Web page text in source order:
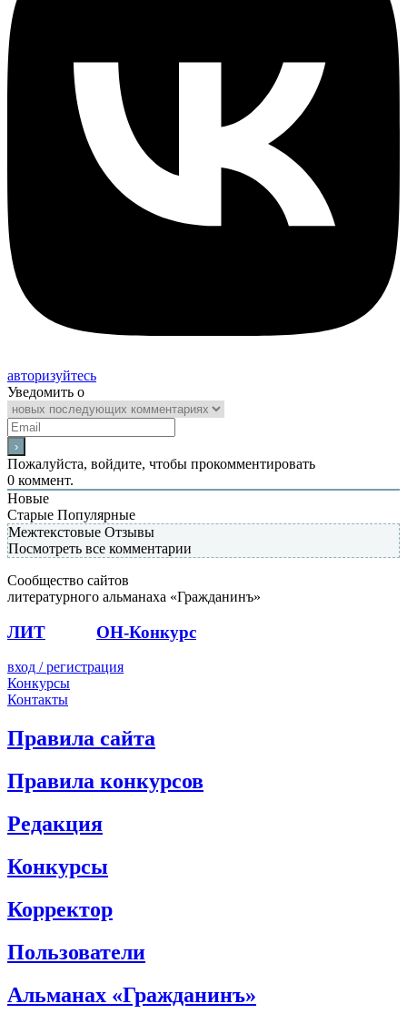
авторизуйтесь
Уведомить о
Пожалуйста, войдите, чтобы прокомментировать
0 коммент.
Новые
Старые Популярные
Межтекстовые Отзывы
Посмотреть все комментарии
Сообщество сайтов
литературного альманаха «Гражданинъ»
ЛИТ ОН-Конкурс
вход / регистрация
Конкурсы
Контакты
Правила сайта
Правила конкурсов
Редакция
Конкурсы
Корректор
Пользователи
Альманах «Гражданинъ»